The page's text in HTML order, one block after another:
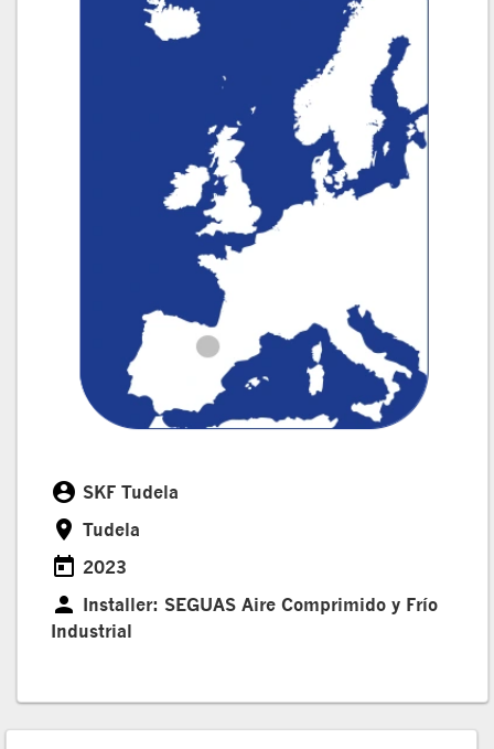
account_circleCliente
SKF Tudela
roomUbicación
Tudela
todayFecha
2023
personInstaller
Installer: SEGUAS Aire Comprimido y Frío
Industrial